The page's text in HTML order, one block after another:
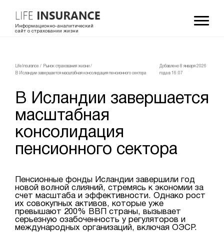
Информационно-аналитический
сайт о страховании жизни
LifeInsurance / Рынок страхования жизни /
В Исландии завершается масштабная консолидация пенсионного сектора
Добавлено 8 января 2026
года в 16:07
В Исландии завершается
масштабная
консолидация
пенсионного сектора
Пенсионные фонды Исландии завершили год
новой волной слияний, стремясь к экономии за
счет масштаба и эффективности. Однако рост
их совокупных активов, которые уже
превышают 200% ВВП страны, вызывает
серьезную озабоченность у регуляторов и
международных организаций, включая ОЭСР.